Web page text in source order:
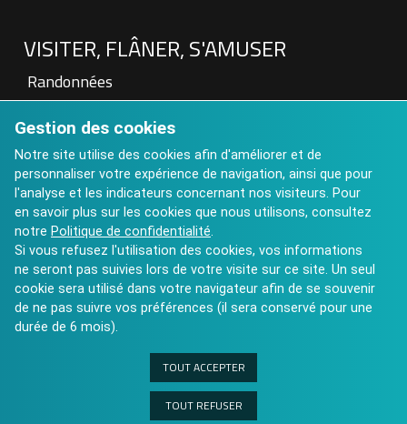
VISITER, FLÂNER, S'AMUSER
Randonnées
Patrimoine
Visite à la Ferme
Hébergements touristiques
Aires de pique nique
Art contemporain : Château de St Auvent
Calendrier des Manifestations 2025
Gestion des cookies
Notre site utilise des cookies afin d'améliorer et de
personnaliser votre expérience de navigation, ainsi que pour
l'analyse et les indicateurs concernant nos visiteurs. Pour
en savoir plus sur les cookies que nous utilisons, consultez
notre Politique de confidentialité.
Si vous refusez l'utilisation des cookies, vos informations
ne seront pas suivies lors de votre visite sur ce site. Un seul
cookie sera utilisé dans votre navigateur afin de se souvenir
de ne pas suivre vos préférences (il sera conservé pour une
durée de 6 mois).
TOUT ACCEPTER
TOUT REFUSER